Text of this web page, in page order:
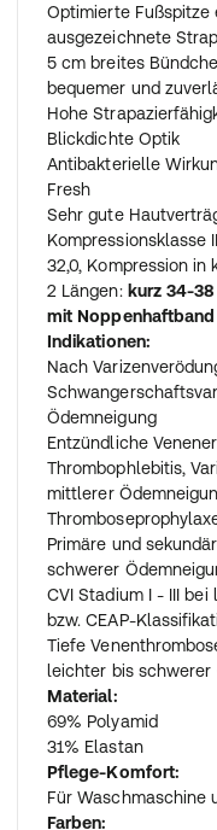
Optimierte Fußspitze
ausgezeichnete
5 cm breites
bequemer und
Hohe
Blickdichte Optik
Antibakterielle
Fresh
Sehr gute
Kompressionsklasse
32,0, Kompression in
2 Längen: kurz 34-
mit Noppenhaftband
Indikationen:
Nach
Ödemneigung
Entzündliche
Thrombophlebitis,
mittlerer
Primäre und
schwerer
CVI Stadium I - III
bzw. CEAP-
Tiefe
leichter bis schwerer
Material:
69% Polyamid
31% Elastan
Pflege-Komfort:
Für Waschmaschine
Farben: